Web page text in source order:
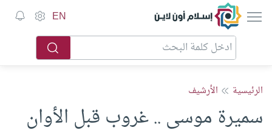
إسلام أون لاين EN
الرئيسية الأرشيف
سميرة موسى .. غروب قبل الأوان